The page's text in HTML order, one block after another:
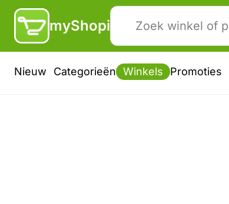
myShopi
Nieuw Categorieën Winkels Promoties